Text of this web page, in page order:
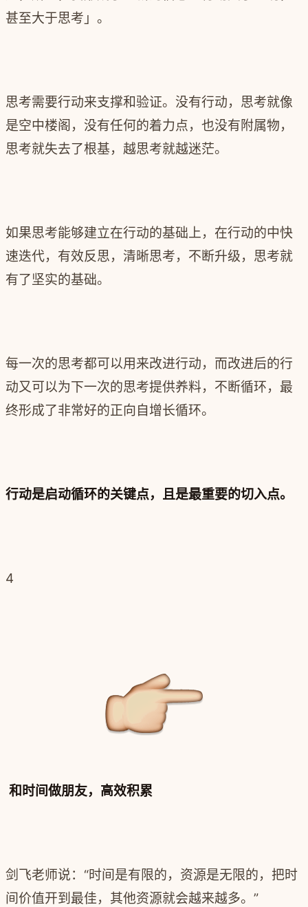
甚至大于思考」。
思考需要行动来支撑和验证。没有行动，思考就像
是空中楼阁，没有任何的着力点，也没有附属物，
思考就失去了根基，越思考就越迷茫。
如果思考能够建立在行动的基础上，在行动的中快
速迭代，有效反思，清晰思考，不断升级，思考就
有了坚实的基础。
每一次的思考都可以用来改进行动，而改进后的行
动又可以为下一次的思考提供养料，不断循环，最
终形成了非常好的正向自增长循环。
行动是启动循环的关键点，且是最重要的切入点。
4
和时间做朋友，高效积累
剑飞老师说：“时间是有限的，资源是无限的，把时
间价值开到最佳，其他资源就会越来越多。”